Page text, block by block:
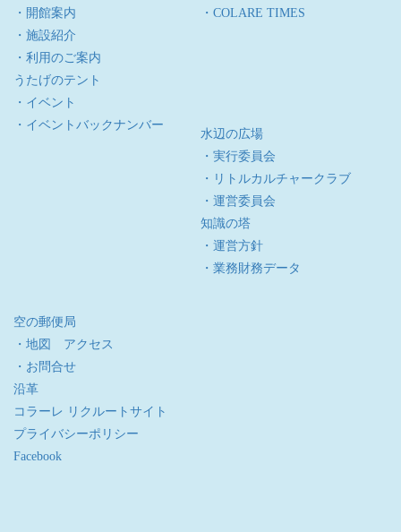
・開館案内
・施設紹介
・利用のご案内
うたげのテント
・イベント
・イベントバックナンバー
・COLARE TIMES
水辺の広場
・実行委員会
・リトルカルチャークラブ
・運営委員会
知識の塔
・運営方針
・業務財務データ
空の郵便局
・地図 アクセス
・お問合せ
沿革
コラーレ リクルートサイト
プライバシーポリシー
Facebook